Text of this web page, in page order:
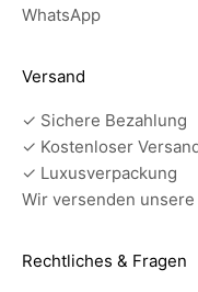
WhatsApp
Versand
✓ Sichere Bezahlung
✓ Kostenloser
✓ Luxusverpackung
Wir versenden
Rechtliches & Fragen